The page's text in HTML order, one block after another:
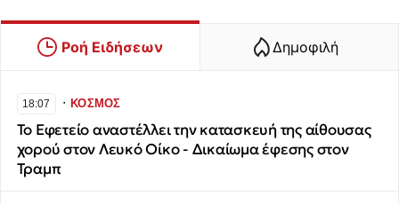
Ροή Ειδήσεων Δημοφιλή
18:07 ∙ΚΟΣΜΟΣ
Το Εφετείο αναστέλλει την κατασκευή της αίθουσας
χορού στον Λευκό Οίκο - Δικαίωμα έφεσης στον
Τραμπ